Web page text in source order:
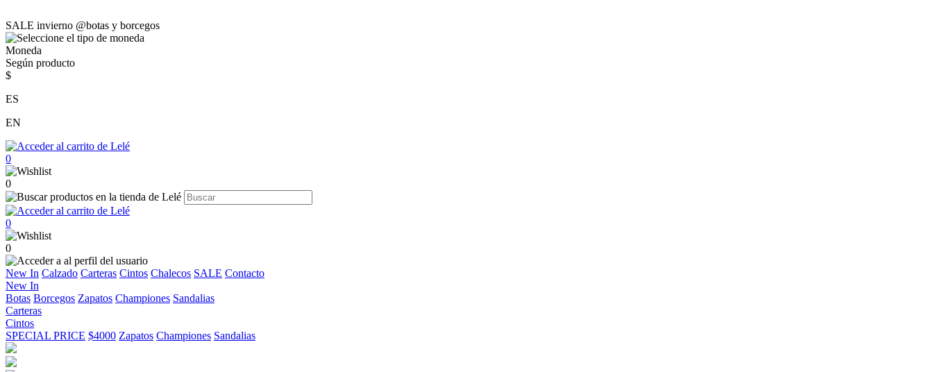
SALE invierno @botas y borcegos
Moneda
Según producto
$
ES
EN
0
0
0
0
New In Calzado Carteras Cintos Chalecos SALE Contacto
New In
Botas Borcegos Zapatos Championes Sandalias
Carteras
Cintos
SPECIAL PRICE $4000 Zapatos Championes Sandalias